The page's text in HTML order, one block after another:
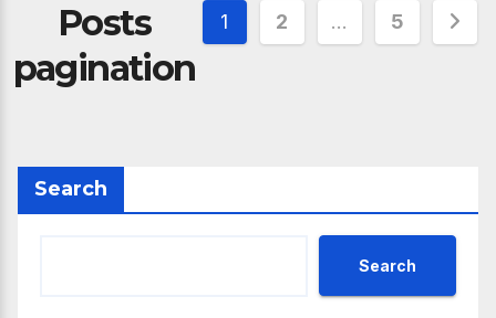
Posts
pagination
1 2 … 5
Search
Search